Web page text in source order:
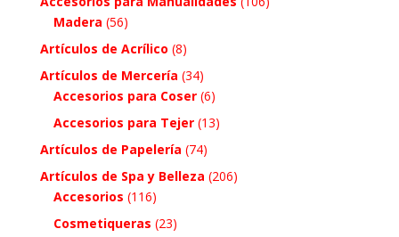
Madera (56)
Artículos de Acrílico (8)
Artículos de Mercería (34)
Accesorios para Coser (6)
Accesorios para Tejer (13)
Artículos de Papelería (74)
Artículos de Spa y Belleza (206)
Accesorios (116)
Cosmetiqueras (23)